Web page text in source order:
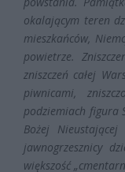
okalającym teren
mieszkańców,
powietrze.
zniszczeń całej
piwnicami,
podziemiach figura
Bożej
jawnogrzesznicy
większość